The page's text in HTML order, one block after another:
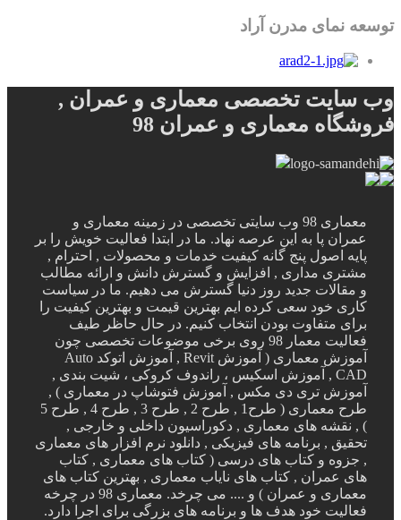
توسعه نمای مدرن آراد
وب سایت تخصصی معماری و عمران ,
فروشگاه معماری و عمران 98
معماری 98 وب سایتی تخصصی در زمینه معماری و
عمران پا به این عرصه نهاد. ما در ابتدا فعالیت خویش را بر
پایه اصول پنج گانه کیفیت خدمات و محصولات , احترام ,
مشتری مداری , افزایش و گسترش دانش و ارائه مطالب
و مقالات جدید روز دنیا گسترش می دهیم. ما در سیاست
کاری خود سعی کرده ایم بهترین قیمت و بهترین کیفیت را
برای متفاوت بودن انتخاب کنیم. در حال حاظر طیف
فعالیت معمار 98 روی برخی موضوعات تخصصی چون
آموزش معماری ( آموزش Revit , آموزش اتوکد Auto
CAD , آموزش اسکیس ، راندوف کروکی ، شیت بندی ,
آموزش تری دی مکس , آموزش فتوشاپ در معماری ) ,
طرح معماری ( طرح1 , طرح 2 , طرح 3 , طرح 4 , طرح 5
) , نقشه های معماری , دکوراسیون داخلی و خارجی ,
تحقیق , برنامه های فیزیکی , دانلود نرم افزار های معماری
, جزوه و کتاب های درسی ( کتاب های معماری , کتاب
های عمران , کتاب های نایاب معماری , بهترین کتاب های
معماری و عمران ) و .... می چرخد. معماری 98 در چرخه
فعالیت خود هدف ها و برنامه های بزرگی برای اجرا دارد.